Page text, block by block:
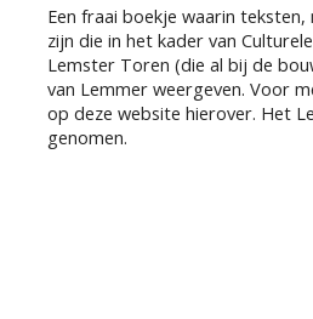
Een fraai boekje waarin
zijn die in het kader van
Lemster Toren (die al bij de
van Lemmer weergeven. Voor
op deze website hierover. Het
genomen.